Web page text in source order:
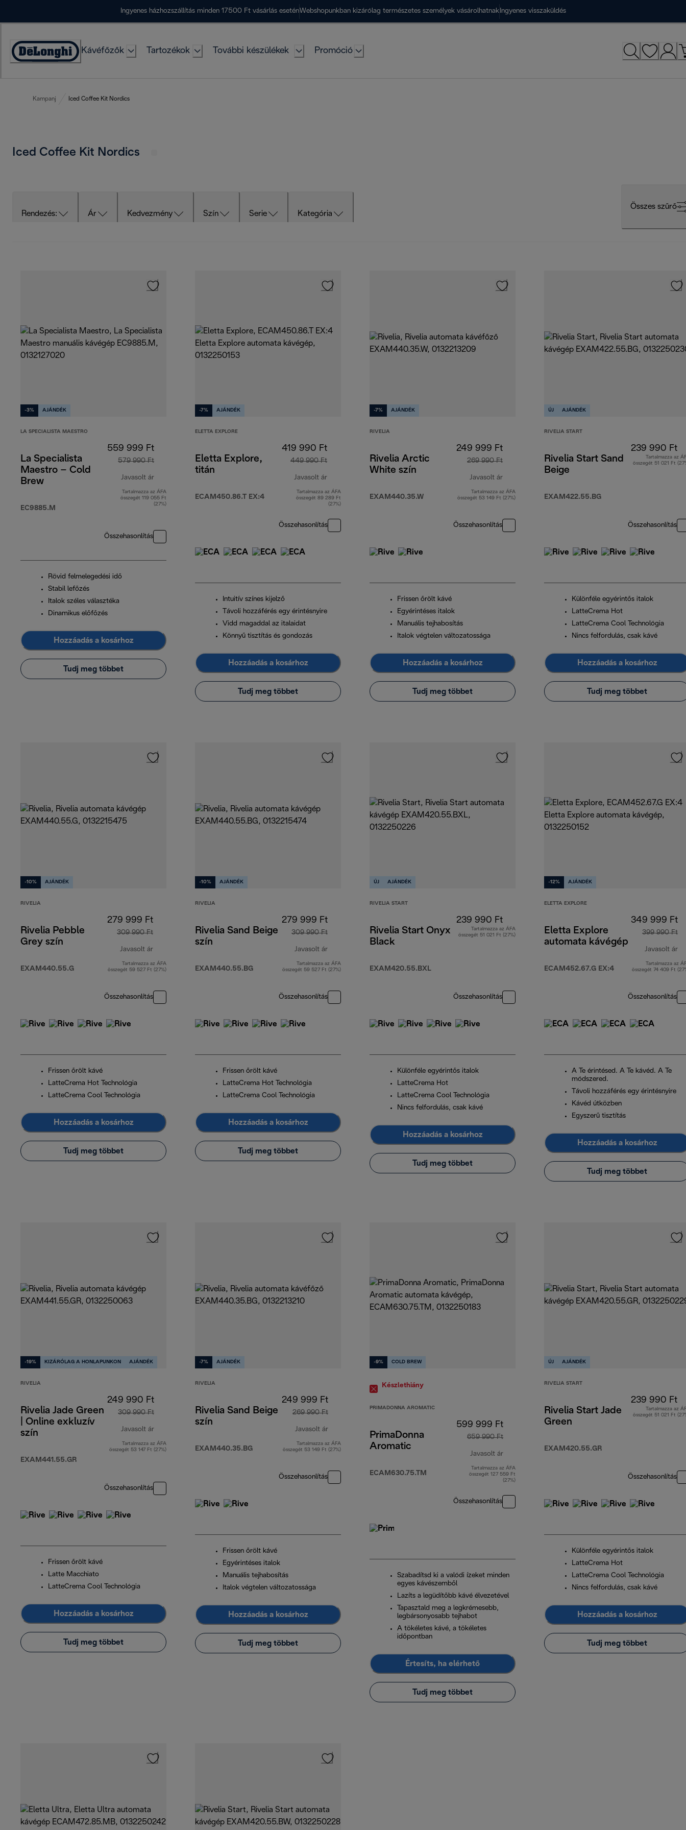
Ingyenes házhozszállítás minden 17500 Ft vásárlás eseténWebshopunkban kizárólag természetes személyek vásárolhatnak Ingyenes visszaküldés
Accessibility
Kávéfőzők Tartozékok További készülékek Promóció
Kampanj Iced Coffee Kit Nordics
Iced Coffee Kit Nordics
Rendezés: Ár Kedvezmény Szín Serie Kategória
Összes szűrő
-3% AJÁNDÉK
LA SPECIALISTA MAESTRO
La Specialista
Maestro – Cold
Brew
EC9885.M
559 999 Ft
579 990 Ft
Javasolt ár
eredeti ár 579 990 Ft
Tartalmazza az ÁFA
összegét 119 055 Ft
(27%)
Összehasonlítás
Rövid felmelegedési idő
Stabil lefőzés
Italok széles választéka
Dinamikus előfőzés
Hozzáadás a kosárhoz
Tudj meg többet
-7% AJÁNDÉK
ELETTA EXPLORE
Eletta Explore,
titán
ECAM450.86.T EX:4
419 990 Ft
449 990 Ft
Javasolt ár
eredeti ár 449 990 Ft
Tartalmazza az ÁFA
összegét 89 289 Ft
(27%)
Összehasonlítás
Intuitív színes kijelző
Távoli hozzáférés egy érintésnyire
Vidd magaddal az italaidat
Könnyű tisztítás és gondozás
Hozzáadás a kosárhoz
Tudj meg többet
-7% AJÁNDÉK
RIVELIA
Rivelia Arctic
White szín
EXAM440.35.W
249 999 Ft
269 990 Ft
Javasolt ár
eredeti ár 269 990 Ft
Tartalmazza az ÁFA
összegét 53 149 Ft (27%)
Összehasonlítás
Frissen őrölt kávé
Egyérintéses italok
Manuális tejhabosítás
Italok végtelen változatossága
Hozzáadás a kosárhoz
Tudj meg többet
ÚJ AJÁNDÉK
RIVELIA START
Rivelia Start Sand
Beige
EXAM422.55.BG
239 990 Ft
Tartalmazza az
összegét 51 021 Ft
Összehasonlítás
Különféle egyérintős italok
LatteCrema Hot
LatteCrema Cool Technológia
Nincs felfordulás, csak kávé
Hozzáadás a kosárhoz
Tudj meg többet
-10% AJÁNDÉK
RIVELIA
Rivelia Pebble
Grey szín
EXAM440.55.G
279 999 Ft
309 990 Ft
Javasolt ár
eredeti ár 309 990 Ft
Tartalmazza az ÁFA
összegét 59 527 Ft (27%)
Összehasonlítás
Frissen őrölt kávé
LatteCrema Hot Technológia
LatteCrema Cool Technológia
Hozzáadás a kosárhoz
Tudj meg többet
-10% AJÁNDÉK
RIVELIA
Rivelia Sand Beige
szín
EXAM440.55.BG
279 999 Ft
309 990 Ft
Javasolt ár
eredeti ár 309 990 Ft
Tartalmazza az ÁFA
összegét 59 527 Ft (27%)
Összehasonlítás
Frissen őrölt kávé
LatteCrema Hot Technológia
LatteCrema Cool Technológia
Hozzáadás a kosárhoz
Tudj meg többet
ÚJ AJÁNDÉK
RIVELIA START
Rivelia Start Onyx
Black
EXAM420.55.BXL
239 990 Ft
Tartalmazza az ÁFA
összegét 51 021 Ft (27%)
Összehasonlítás
Különféle egyérintős italok
LatteCrema Hot
LatteCrema Cool Technológia
Nincs felfordulás, csak kávé
Hozzáadás a kosárhoz
Tudj meg többet
-12% AJÁNDÉK
ELETTA EXPLORE
Eletta Explore
automata kávégép
ECAM452.67.G EX:4
349 999 Ft
399 990 Ft
Javasolt ár
Tartalmazza az
összegét 74 409 Ft
Összehasonlítás
A Te érintésed. A Te kávéd. A Te
módszered.
Távoli hozzáférés egy érintésnyire
Kávéd útközben
Egyszerű tisztítás
Hozzáadás a kosárhoz
Tudj meg többet
-19% KIZÁRÓLAG A HONLAPUNKON AJÁNDÉK
RIVELIA
Rivelia Jade Green
| Online exkluzív
szín
EXAM441.55.GR
249 990 Ft
309 990 Ft
Javasolt ár
eredeti ár 309 990 Ft
Tartalmazza az ÁFA
összegét 53 147 Ft (27%)
Összehasonlítás
Frissen őrölt kávé
Latte Macchiato
LatteCrema Cool Technológia
Hozzáadás a kosárhoz
Tudj meg többet
-7% AJÁNDÉK
RIVELIA
Rivelia Sand Beige
szín
EXAM440.35.BG
249 999 Ft
269 990 Ft
Javasolt ár
eredeti ár 269 990 Ft
Tartalmazza az ÁFA
összegét 53 149 Ft (27%)
Összehasonlítás
Frissen őrölt kávé
Egyérintéses italok
Manuális tejhabosítás
Italok végtelen változatossága
Hozzáadás a kosárhoz
Tudj meg többet
-9% COLD BREW
Készlethiány
PRIMADONNA AROMATIC
PrimaDonna
Aromatic
ECAM630.75.TM
599 999 Ft
659 990 Ft
Javasolt ár
eredeti ár 659 990 Ft
Tartalmazza az ÁFA
összegét 127 559 Ft
(27%)
Összehasonlítás
Szabadítsd ki a valódi ízeket minden
egyes kávészemből
Lazíts a legüdítőbb kávé élvezetével
Tapasztald meg a legkrémesebb,
legbársonyosabb tejhabot
A tökéletes kávé, a tökéletes
időpontban
Értesíts, ha elérhető
Tudj meg többet
ÚJ AJÁNDÉK
RIVELIA START
Rivelia Start Jade
Green
EXAM420.55.GR
239 990 Ft
Tartalmazza az
összegét 51 021 Ft
Összehasonlítás
Különféle egyérintős italok
LatteCrema Hot
LatteCrema Cool Technológia
Nincs felfordulás, csak kávé
Hozzáadás a kosárhoz
Tudj meg többet